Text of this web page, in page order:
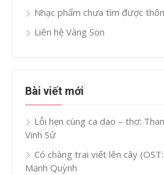
Nhạc phẩm chưa tìm được
Liên hệ Vàng Son
Bài viết mới
Lỗi hẹn cùng ca dao – thơ:
Vinh Sử
Có chàng trai viết lên cây
Mạnh Quỳnh